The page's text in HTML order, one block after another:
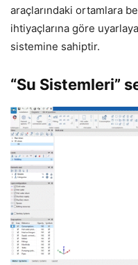
araçlarındaki ortamlara
ihtiyaçlarına göre
sistemine sahiptir.
“Su Sistemleri”